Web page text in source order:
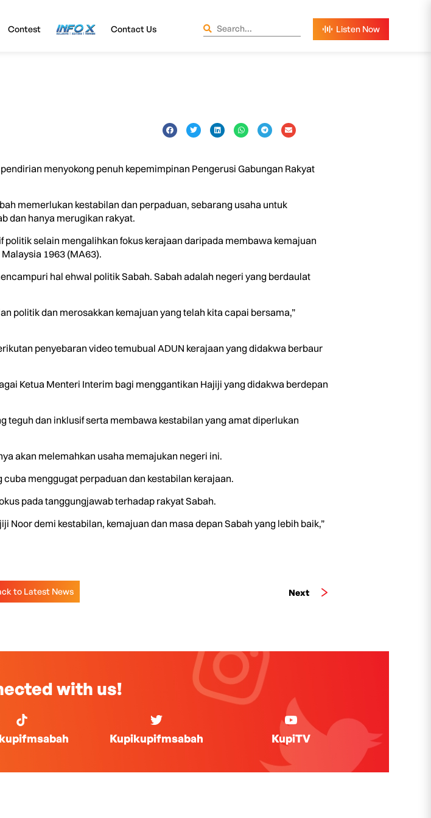
Contest InfoX Contact Us
menyokong penuh kepemimpinan Pengerusi Gabungan Rakyat
memerlukan kestabilan dan perpaduan, sebarang usaha untuk
dan hanya merugikan rakyat.
selain mengalihkan fokus kerajaan daripada membawa kemajuan
1963 (MA63).
hal ehwal politik Sabah. Sabah adalah negeri yang berdaulat
politik dan merosakkan kemajuan yang telah kita capai bersama,”
penyebaran video temubual ADUN kerajaan yang didakwa berbaur
Ketua Menteri Interim bagi menggantikan Hajiji yang didakwa berdepan
dan inklusif serta membawa kestabilan yang amat diperlukan
akan melemahkan usaha memajukan negeri ini.
menggugat perpaduan dan kestabilan kerajaan.
pada tanggungjawab terhadap rakyat Sabah.
Noor demi kestabilan, kemajuan dan masa depan Sabah yang lebih baik,”
Next
to Latest News
with us!
Kupikupifmsabah KupiTV